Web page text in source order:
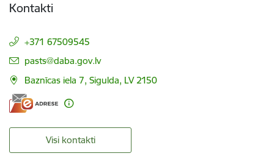
Kontakti
+371 67509545
E-pasts:
pasts@daba.gov.lv
Baznīcas iela 7, Sigulda, LV 2150
Visi kontakti